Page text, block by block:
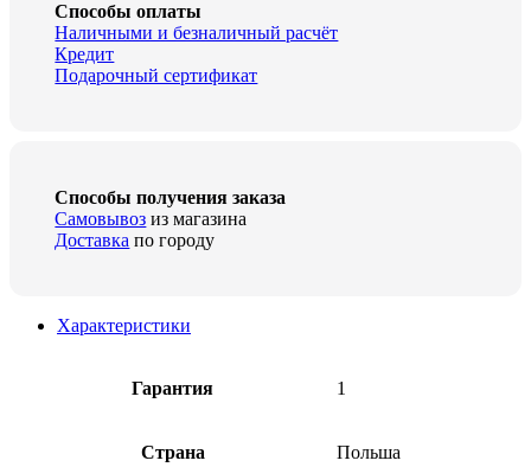
Способы оплаты
Наличными и безналичный расчёт
Кредит
Подарочный сертификат
Способы получения заказа
Самовывоз из магазина
Доставка по городу
Характеристики
Гарантия 1
Страна Польша